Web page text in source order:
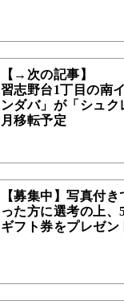
【→次の記事】
習志野台1丁目の南
ンダバ」が「シュ
月移転予定
【募集中】写真付
った方に選考の上、
ギフト券をプレゼン